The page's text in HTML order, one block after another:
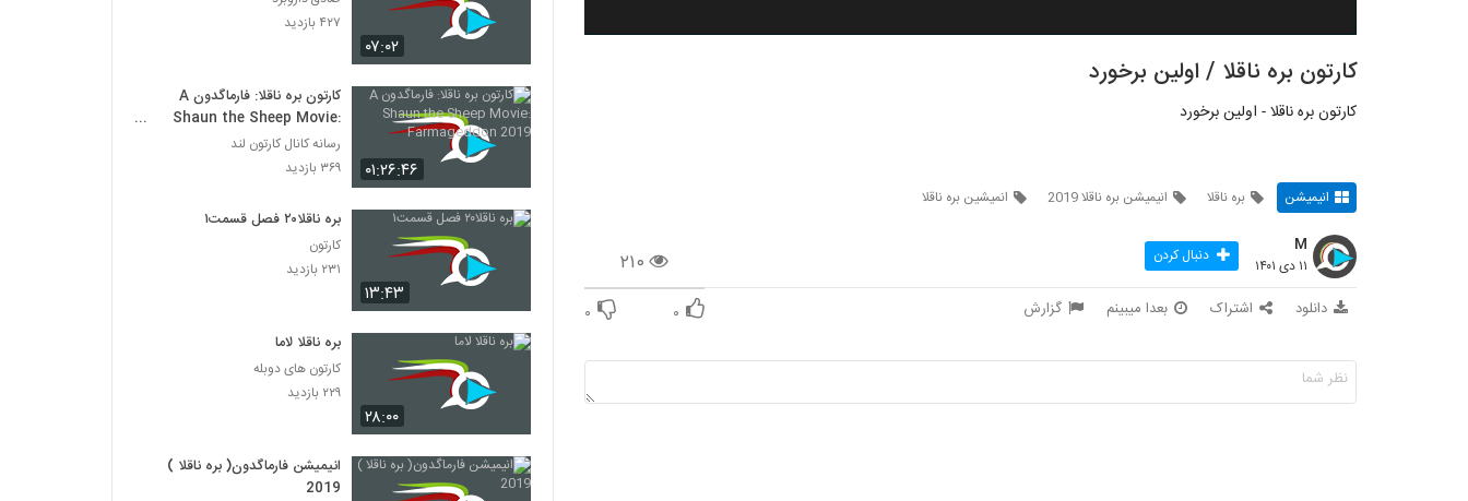
کارتون بره ناقلا / اولین برخورد
کارتون بره ناقلا - اولین برخورد
انیمیشن بره ناقلا انیمیشن بره ناقلا 2019 انمیشین بره ناقلا
۲۱۰
M
۱۱ دی ۱۴۰۱ دنبال کردن
دانلود اشتراک بعدا میبینم گزارش ۰ ۰
۰۷:۰۲
۴۲۷ بازدید
۰۱:۲۶:۴۶
کارتون بره ناقلا: فارماگدون A
Shaun the Sheep Movie:
Farmageddon 2019
رسانه کانال کارتون لند
۳۶۹ بازدید
۱۳:۴۳
بره ناقلا۲۰ فصل قسمت۱
کارتون
۲۳۱ بازدید
۲۸:۰۰
بره ناقلا لاما
کارتون های دوبله
۲۲۹ بازدید
انیمیشن فارماگدون( بره ناقلا )
2019